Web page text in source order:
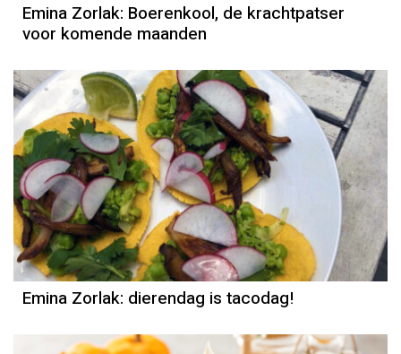
Emina Zorlak: Boerenkool, de krachtpatser
voor komende maanden
Emina Zorlak: dierendag is tacodag!